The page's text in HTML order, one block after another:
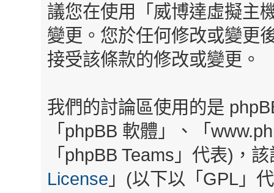
議您在使用「威博達虛擬主
變更。您於任何修改或變更
接受該條款的修改或變更。
我們的討論區使用的是
「phpBB 軟體」、「
「phpBB Teams」代表)，
License 」(以下以「GPL」